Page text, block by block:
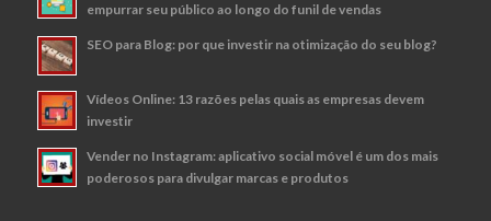
empurrar seu público ao longo do funil de vendas
SEO para Blog: por que investir na otimização do seu blog?
Vídeos Online: 13 razões pelas quais as empresas devem
investir
Vender no Instagram: aplicativo social móvel é um dos mais
poderosos para divulgar marcas e produtos